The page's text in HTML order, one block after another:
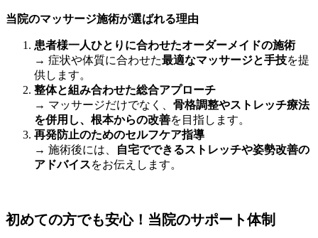
当院のマッサージ施術が選ばれる理由
患者様一人ひとりに合わせたオーダーメイドの施術
→ 症状や体質に合わせた最適なマッサージと手技を提
供します。
整体と組み合わせた総合アプローチ
→ マッサージだけでなく、 骨格調整やストレッチ療法
を併用し、根本からの改善を目指します。
再発防止のためのセルフケア指導
→ 施術後には、
自宅でできるストレッチや姿勢改善の
アドバイスをお伝えします。
初めての方でも安心！当院のサポート体制